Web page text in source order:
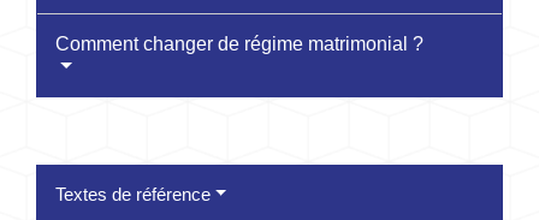
Comment changer de régime matrimonial ?
Textes de référence